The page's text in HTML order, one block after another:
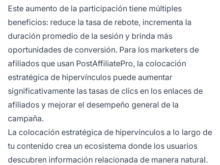
Este aumento de la participación tiene múltiples
beneficios: reduce la tasa de rebote, incrementa la
duración promedio de la sesión y brinda más
oportunidades de conversión. Para los marketers de
afiliados que usan PostAffiliatePro, la colocación
estratégica de hipervínculos puede aumentar
significativamente las tasas de clics en los enlaces de
afiliados y mejorar el desempeño general de la
campaña.
La colocación estratégica de hipervínculos a lo largo de
tu contenido crea un ecosistema donde los usuarios
descubren información relacionada de manera natural.